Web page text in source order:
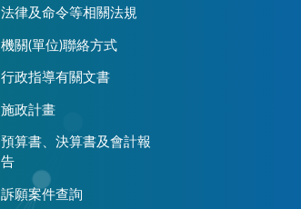
法律及命令等相關法規
機關(單位)聯絡方式
行政指導有關文書
施政計畫
預算書、決算書及會計報
告
訴願案件查詢